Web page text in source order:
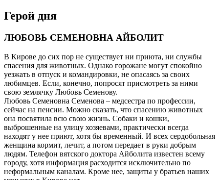
Герой дня
ЛЮБОВЬ СЕМЕНОВНА АЙБОЛИТ
В Кирове до сих пор не существует ни приюта, ни службы
спасения для животных. Однако горожане могут спокойно
уезжать в отпуск и командировки, не опасаясь за своих
любимцев. Если, конечно, попросят присмотреть за ними
свою землячку Любовь Семенову.
Любовь Семеновна Семенова – медсестра по профессии,
сейчас на пенсии. Можно сказать, что спасению животных
она посвятила всю свою жизнь. Собаки и кошки,
выброшенные на улицу хозяевами, практически всегда
находят у нее приют, хотя бы временный. И всех сердобольная
женщина кормит, лечит, а потом передает в руки добрым
людям. Телефон вятского доктора Айболита известен всему
городу, хотя информация расходится исключительно по
неформальным каналам. Кроме нее, защиты у братьев наших